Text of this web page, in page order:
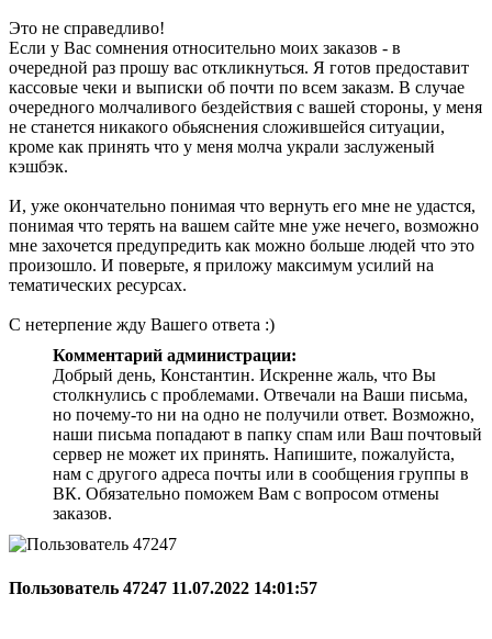
Это не справедливо!
Если у Вас сомнения относительно моих заказов - в
очередной раз прошу вас откликнуться. Я готов предоставит
кассовые чеки и выписки об почти по всем заказм. В случае
очередного молчаливого бездействия с вашей стороны, у меня
не станется никакого обьяснения сложившейся ситуации,
кроме как принять что у меня молча украли заслуженый
кэшбэк.
И, уже окончательно понимая что вернуть его мне не удастся,
понимая что терять на вашем сайте мне уже нечего, возможно
мне захочется предупредить как можно больше людей что это
произошло. И поверьте, я приложу максимум усилий на
тематических ресурсах.
С нетерпение жду Вашего ответа :)
Комментарий администрации:
Добрый день, Константин. Искренне жаль, что Вы
столкнулись с проблемами. Отвечали на Ваши письма,
но почему-то ни на одно не получили ответ. Возможно,
наши письма попадают в папку спам или Ваш почтовый
сервер не может их принять. Напишите, пожалуйста,
нам с другого адреса почты или в сообщения группы в
ВК. Обязательно поможем Вам с вопросом отмены
заказов.
Пользователь 47247 11.07.2022 14:01:57